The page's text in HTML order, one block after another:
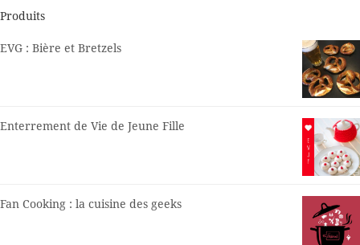
Produits
EVG : Bière et Bretzels
Enterrement de Vie de Jeune Fille
Fan Cooking : la cuisine des geeks